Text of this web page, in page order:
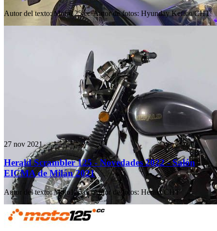
Autor del texto: Moto125.cc·Autor de fotos: Hyunday Kefico/CHT
27 nov 2021
Herald Scrambler 125 - Novedades 2022 - Salón
EICMA de Milán 2021
Autor del texto: Moto125.cc·Autor de fotos: Herald/CHT